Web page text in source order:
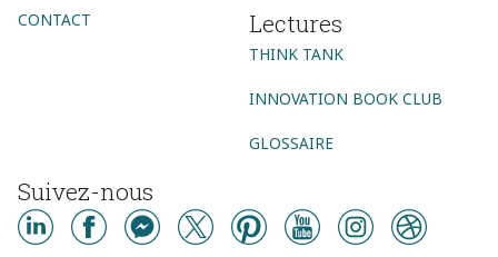
CONTACT Lectures
THINK TANK
INNOVATION BOOK CLUB
GLOSSAIRE
Suivez-nous